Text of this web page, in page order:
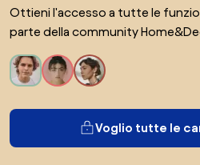
Ottieni l'accesso a tutte le
parte della community
Voglio tutte le